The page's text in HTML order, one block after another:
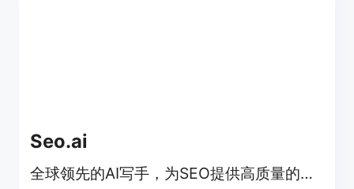
Seo.ai
全球领先的AI写手，为SEO提供高质量的关键词研究和AI文案创作